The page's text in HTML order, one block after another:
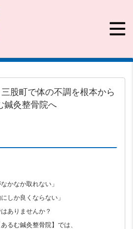
三股町で体の不調を根本から
鍼灸整骨院へ
かなか取れない」
しか良くならない」
ありませんか？
るむ鍼灸整骨院】では、